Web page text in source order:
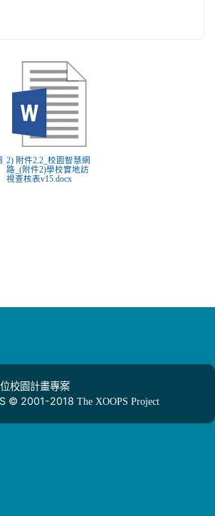
2) 附件2.2_校園智慧網
路_(附件2)學校實地訪
視查核表v15.docx
校園計畫專案
© 2001-2018 The XOOPS Project